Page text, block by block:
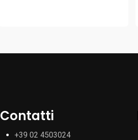
Contatti
+39 02 4503024